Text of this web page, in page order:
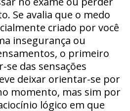
Se avalia que o medo
criado por você
insegurança ou
o primeiro
se das sensações
deixar orientar-se por
momento, mas sim por
lógico em que